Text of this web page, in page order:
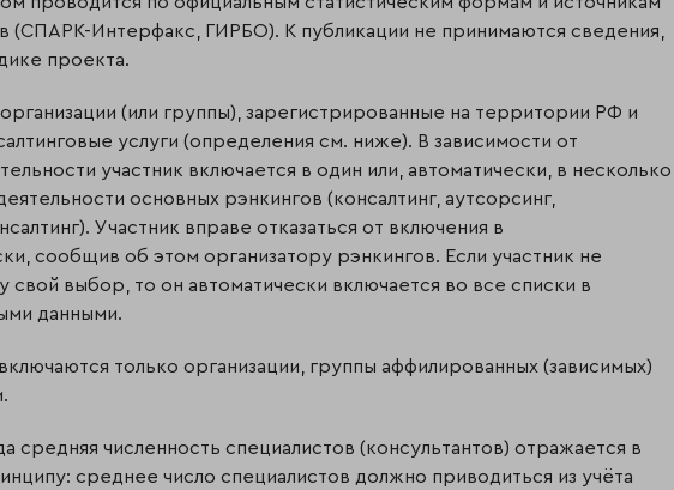
(СПАРК-Интерфакс, ГИРБО). К публикации не принимаются сведения,
проекта.
(или группы), зарегистрированные на территории РФ и
услуги (определения см. ниже). В зависимости от
участник включается в один или, автоматически, в несколько
основных рэнкингов (консалтинг, аутсорсинг,
Участник вправе отказаться от включения в
сообщив об этом организатору рэнкингов. Если участник не
свой выбор, то он автоматически включается во все списки в
данными.
только организации, группы аффилированных (зависимых)
средняя численность специалистов (консультантов) отражается в
среднее число специалистов должно приводиться из учёта